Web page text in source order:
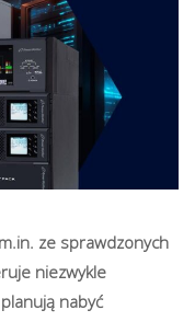
ze sprawdzonych
niezwykle
nabyć